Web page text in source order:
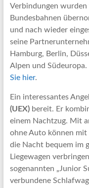
Verbindungen
Bundesbahnen
und nach wieder
seine
Hamburg, Berlin,
Alpen und
Sie hier.
Ein interessantes
(UEX)bereit. Er
einem Nachtzug. Mit
ohne Auto können mit
die Nacht bequem im
Liegewagen
sogenannten „Junior
verbundene